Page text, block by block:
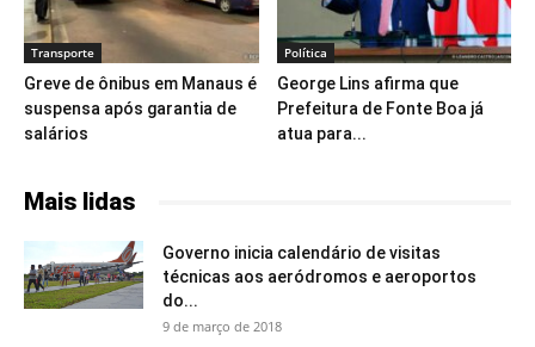
Transporte
Greve de ônibus em Manaus é
suspensa após garantia de
salários
Política
George Lins afirma que
Prefeitura de Fonte Boa já
atua para...
Mais lidas
Governo inicia calendário de visitas
técnicas aos aeródromos e aeroportos
do...
9 de março de 2018